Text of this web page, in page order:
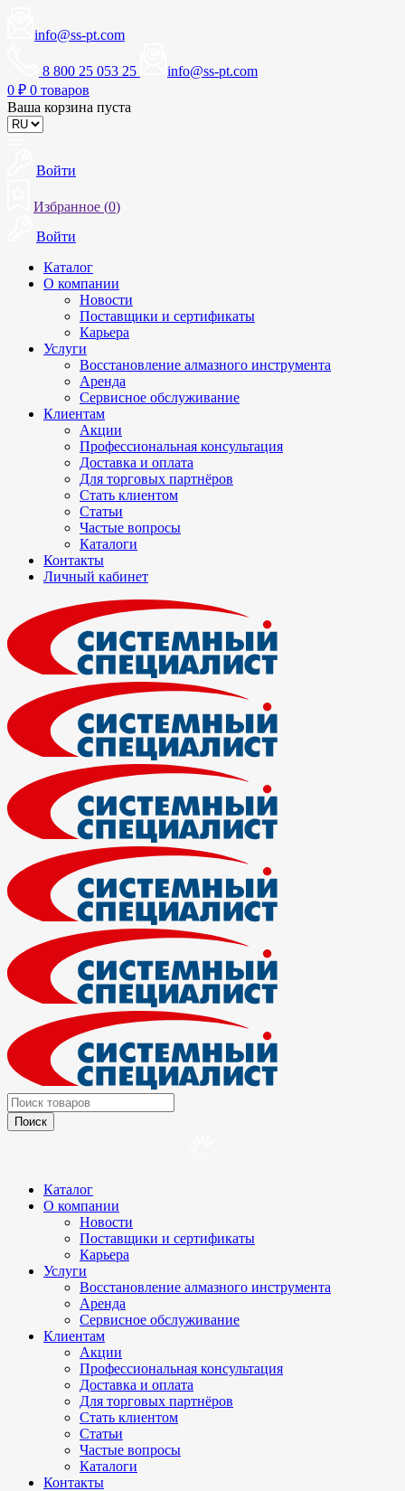
info@ss-pt.com
8 800 25 053 25
info@ss-pt.com
0 ₽ 0 товаров
Ваша корзина пуста
Войти
Избранное (0)
Войти
Каталог
О компании
Новости
Поставщики и сертификаты
Карьера
Услуги
Восстановление алмазного инструмента
Аренда
Сервисное обслуживание
Клиентам
Акции
Профессиональная консультация
Доставка и оплата
Для торговых партнёров
Стать клиентом
Статьи
Частые вопросы
Каталоги
Контакты
Личный кабинет
Каталог
О компании
Новости
Поставщики и сертификаты
Карьера
Услуги
Восстановление алмазного инструмента
Аренда
Сервисное обслуживание
Клиентам
Акции
Профессиональная консультация
Доставка и оплата
Для торговых партнёров
Стать клиентом
Статьи
Частые вопросы
Каталоги
Контакты